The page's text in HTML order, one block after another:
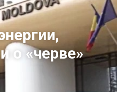
о «черве»